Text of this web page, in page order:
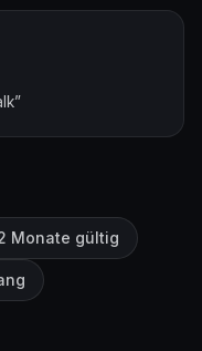
”
Monate gültig